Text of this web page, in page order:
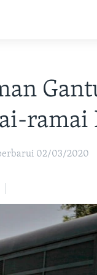
02/03/2020